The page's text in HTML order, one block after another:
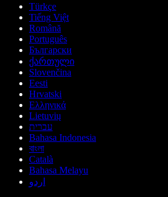
Türkçe
Tiếng Việt
Română
Português
Български
ქართული
Slovenčina
Eesti
Hrvatski
Ελληνικά
Lietuvių
עברית
Bahasa Indonesia
বাংলা
Català
Bahasa Melayu
اردو